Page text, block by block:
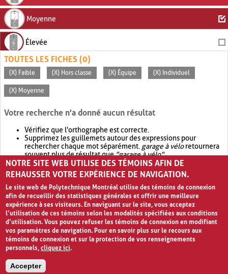
Moyenne
Élevée
TOUTES LES FICHES (0)
(X) Faible (X) Hors classe (X) Équipe (X) Individuel
(X) Moyenne
Votre recherche n'a donné aucun résultat
Vérifiez que l'orthographe est correcte.
Supprimez les guillemets autour des expressions pour
rechercher chaque mot séparément. garage à véloretournera
souvent plus de résultat que"garage à vélo".
Envisagez d'élargir votre recherche avec OR.garage OR vélo
retournera souvent plus de résultat quegarage à vélo
NOTRE SITE WEB UTILISE DES TÉMOINS AFIN DE
REHAUSSER VOTRE EXPÉRIENCE DE NAVIGATION.
Le site web de Polytechnique Montréal utilise des témoins de connexion
afin de recueillir des statistiques générales et offrir une meilleure
expérience à ses visiteurs. En naviguant sur le site, vous acceptez
l’utilisation de ces témoins selon les modalités spécifiées aux conditions
d’utilisation. Vous pouvez refuser les témoins de connexion en modifiant
vos paramètres de navigation. Pour en savoir plus sur le recours aux
témoins de connexion et sur la protection de vos renseignements
personnels,cliquez ici.
Accepter